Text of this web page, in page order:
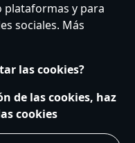
Buscador de Tiendas
s172 Statements
Todos los derechos
plataformas y para
sociales. Más
las cookies?
de las cookies, haz
cookies